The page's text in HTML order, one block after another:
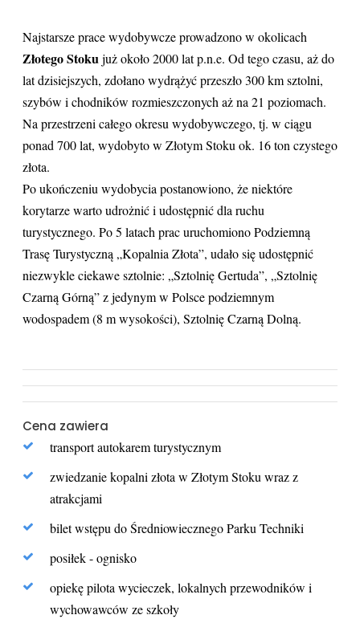
Najstarsze prace wydobywcze prowadzono w okolicach
Złotego Stokujuż około 2000 lat p.n.e. Od tego czasu, aż do
lat dzisiejszych, zdołano wydrążyć przeszło 300 km sztolni,
szybów i chodników rozmieszczonych aż na 21 poziomach.
Na przestrzeni całego okresu wydobywczego, tj. w ciągu
ponad 700 lat, wydobyto w Złotym Stoku ok. 16 ton czystego
złota.
Po ukończeniu wydobycia postanowiono, że niektóre
korytarze warto udrożnić i udostępnić dla ruchu
turystycznego. Po 5 latach prac uruchomiono Podziemną
Trasę Turystyczną „Kopalnia Złota”, udało się udostępnić
niezwykle ciekawe sztolnie: „Sztolnię Gertuda”, „Sztolnię
Czarną Górną” z jedynym w Polsce podziemnym
wodospadem (8 m wysokości), Sztolnię Czarną Dolną.
Cena zawiera
transport autokarem turystycznym
zwiedzanie kopalni złota w Złotym Stoku wraz z
atrakcjami
bilet wstępu do Średniowiecznego Parku Techniki
posiłek - ognisko
opiekę pilota wycieczek, lokalnych przewodników i
wychowawców ze szkoły